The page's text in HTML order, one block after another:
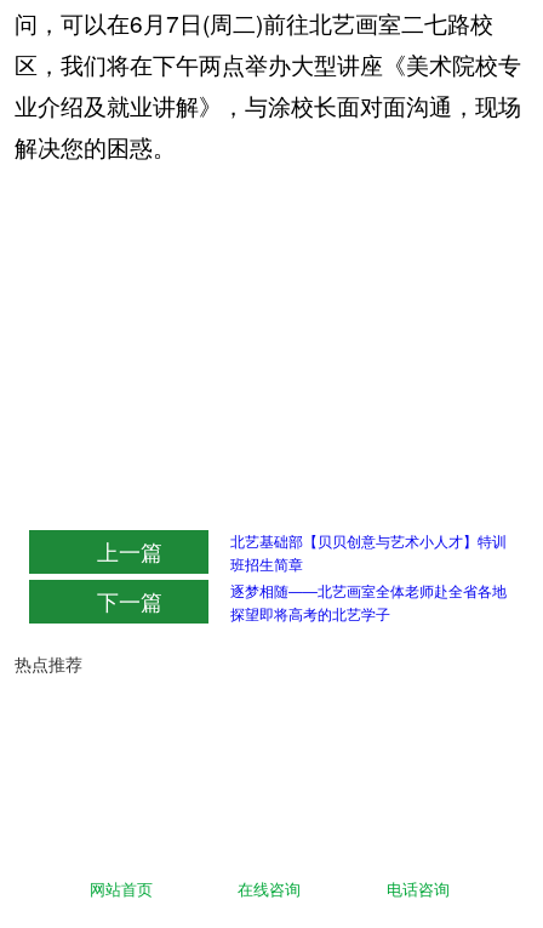
问，可以在6月7日(周二)前往北艺画室二七路校
区，我们将在下午两点举办大型讲座《美术院校专
业介绍及就业讲解》，与涂校长面对面沟通，现场
解决您的困惑。
上一篇
北艺基础部【贝贝创意与艺术小人才】特训
班招生简章
下一篇
逐梦相随——北艺画室全体老师赴全省各地
探望即将高考的北艺学子
热点推荐
网站首页 在线咨询 电话咨询